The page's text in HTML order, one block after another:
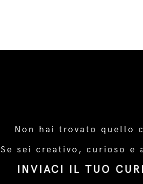
Non hai trovato quello
Se sei creativo, curioso e
INVIACI IL TUO